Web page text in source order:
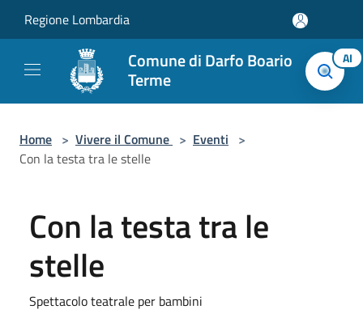
Regione Lombardia
Comune di Darfo Boario
Terme
AI
Home > Vivere il Comune > Eventi >
Con la testa tra le stelle
Con la testa tra le
stelle
Spettacolo teatrale per bambini